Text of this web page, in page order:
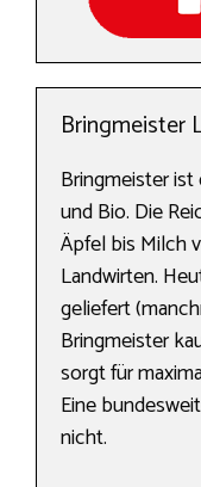
Bringmeister
Bringmeister
und Bio. Die
Äpfel bis Milch
Landwirten.
geliefert
Bringmeister
sorgt für
Eine
nicht.